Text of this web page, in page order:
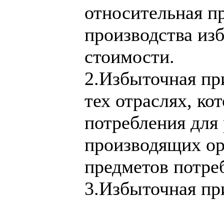
относительная
производства
стоимости.
2.Избыточная
тех отраслях,
потребления
производящих
предметов
3.Избыточная